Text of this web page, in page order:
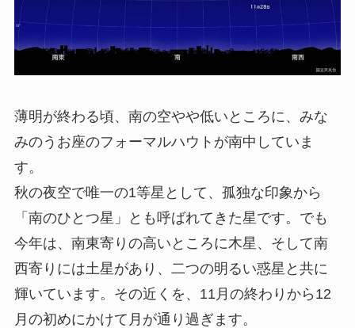
薄明が終わる頃、南の空やや低いところに、みな
みのうお座のフォーマルハウトが南中していま
す。
秋の夜空で唯一の1等星として、孤独な印象から
「南のひとつ星」とも呼ばれてきた星です。でも
今年は、南東寄りの高いところに木星、そして南
西寄りには土星があり、二つの明るい惑星と共に
輝いています。その近くを、11月の終わりから12
月の初めにかけて月が通り過ぎます。